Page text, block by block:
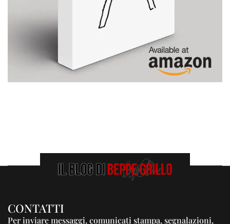
CONTATTI
Per inviare messaggi, comunicati stampa, segnalazioni,